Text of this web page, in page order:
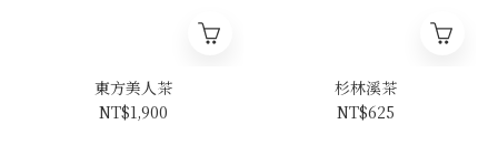
東方美人茶
NT$1,900
杉林溪茶
NT$625